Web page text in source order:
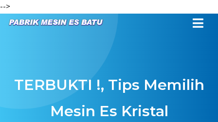
-->
TERBUKTI !, Tips Memilih
Mesin Es Kristal